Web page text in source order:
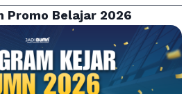
Promo Belajar 2026